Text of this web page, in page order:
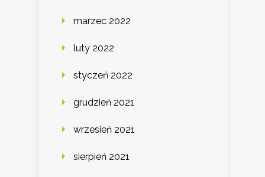
marzec 2022
luty 2022
styczeń 2022
grudzień 2021
wrzesień 2021
sierpień 2021